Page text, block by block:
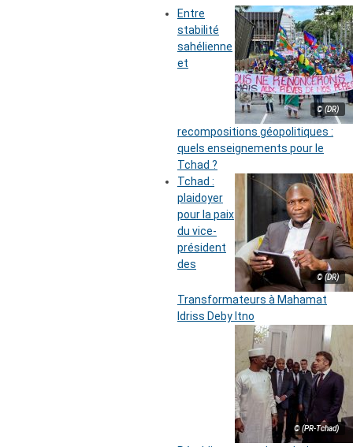
© (DR)
Entre
stabilité
sahélienne
et
recompositions géopolitiques :
quels enseignements pour le
Tchad ?
© (DR)
Tchad :
plaidoyer
pour la paix
du vice-
président
des
Transformateurs à Mahamat
Idriss Deby Itno
© (PR-Tchad)